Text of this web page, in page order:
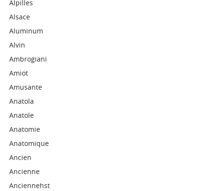
Alpilles
Alsace
Aluminum
Alvin
Ambrogiani
Amiot
Amusante
Anatola
Anatole
Anatomie
Anatomique
Ancien
Ancienne
Anciennehst